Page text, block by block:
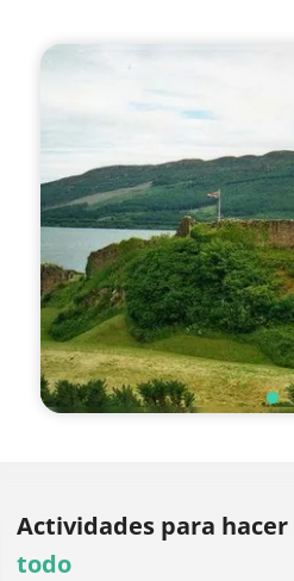
Actividades para hacer
todo